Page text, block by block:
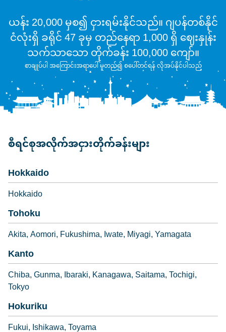
ယန်း 20,000 မှစ၍ ငှားရမ်းနိုင်သည်။ ဂျပန်တစ်နိုင်
ငံလုံးရှိ ခရိုင် 47 ခုမှ တည်နေရာ 1,000 ရှိ ဈေးနှုန်း
သက်သာသော တိုက်ခန်း 100,000 ကျော်။
စာချုပ်ပါ အကြောင်းအရာပေါ် မူတည်၍ စပေါ်တင်ရန် လိုအပ်နိုင်ပါသည်
စီရင်စုအလိုက်အငှားတိုက်ခန်းများ
Hokkaido
Hokkaido
Tohoku
Akita Aomori Fukushima Iwate Miyagi Yamagata
Kanto
Chiba Gunma Ibaraki Kanagawa Saitama Tochigi
Tokyo
Hokuriku
Fukui Ishikawa Toyama